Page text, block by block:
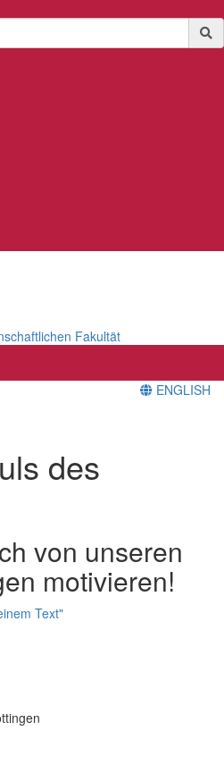
Fakultät
ENGLISH
des
von unseren
motivieren!
Text"